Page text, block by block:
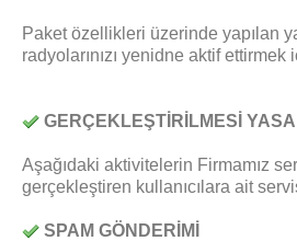
Paket özellikleri üzerinde yapılan
radyolarınızı yenidne aktif
GERÇEKLEŞTİRİLMESİ
Aşağıdaki aktivitelerin Firmamız
gerçekleştiren kullanıcılara ait
SPAM GÖNDERİMİ